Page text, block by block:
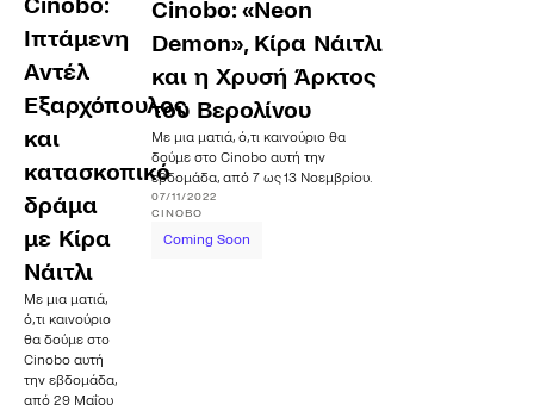
Cinobo:
Ιπτάμενη
Αντέλ
Εξαρχόπουλος
και
κατασκοπικό
δράμα
με Κίρα
Νάιτλι
Με μια ματιά,
ό,τι καινούριο
θα δούμε στο
Cinobo αυτή
την εβδομάδα,
από 29 Μαΐου
Cinobo: «Neon
Demon», Κίρα Νάιτλι
και η Χρυσή Άρκτος
του Βερολίνου
Με μια ματιά, ό,τι καινούριο θα
δούμε στο Cinobo αυτή την
εβδομάδα, από 7 ως 13 Νοεμβρίου.
07/11/2022
CINOBO
Coming Soon